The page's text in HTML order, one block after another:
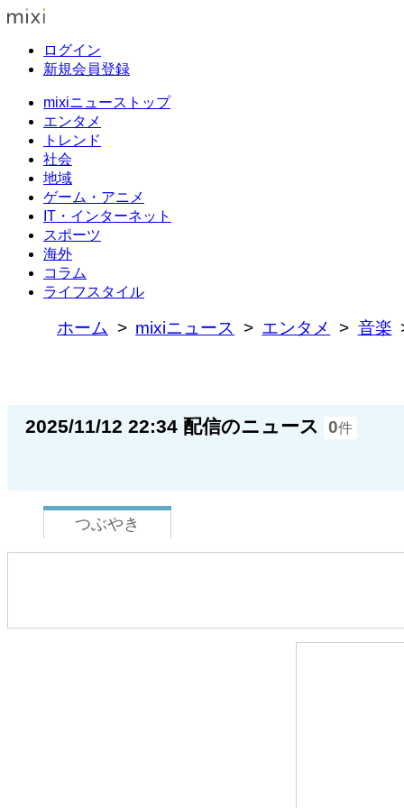
ログイン
新規会員登録
mixiニューストップ
エンタメ
トレンド
社会
地域
ゲーム・アニメ
IT・インターネット
スポーツ
海外
コラム
ライフスタイル
ホーム mixiニュース エンタメ 音楽
2025/11/12 22:34 配信のニュース 0件
つぶやき